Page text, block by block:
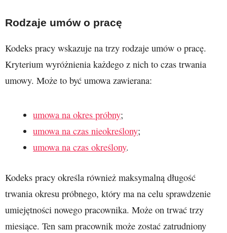
Rodzaje umów o pracę
Kodeks pracy wskazuje na trzy rodzaje umów o pracę.
Kryterium wyróżnienia każdego z nich to czas trwania
umowy. Może to być umowa zawierana:
umowa na okres próbny;
umowa na czas nieokreślony;
umowa na czas określony.
Kodeks pracy określa również maksymalną długość
trwania okresu próbnego, który ma na celu sprawdzenie
umiejętności nowego pracownika. Może on trwać trzy
miesiące. Ten sam pracownik może zostać zatrudniony